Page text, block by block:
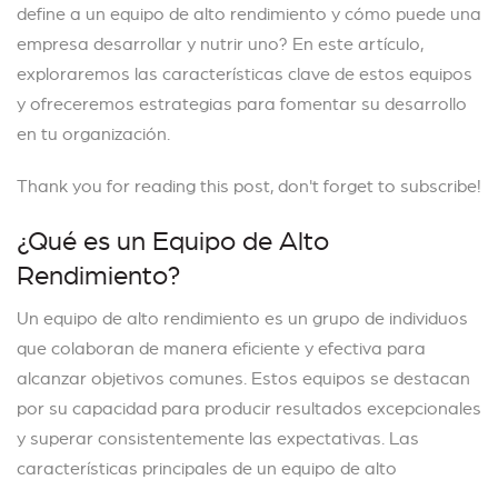
define a un equipo de alto rendimiento y cómo puede una
empresa desarrollar y nutrir uno? En este artículo,
exploraremos las características clave de estos equipos
y ofreceremos estrategias para fomentar su desarrollo
en tu organización.
Thank you for reading this post, don't forget to subscribe!
¿Qué es un Equipo de Alto
Rendimiento?
Un equipo de alto rendimiento es un grupo de individuos
que colaboran de manera eficiente y efectiva para
alcanzar objetivos comunes. Estos equipos se destacan
por su capacidad para producir resultados excepcionales
y superar consistentemente las expectativas. Las
características principales de un equipo de alto